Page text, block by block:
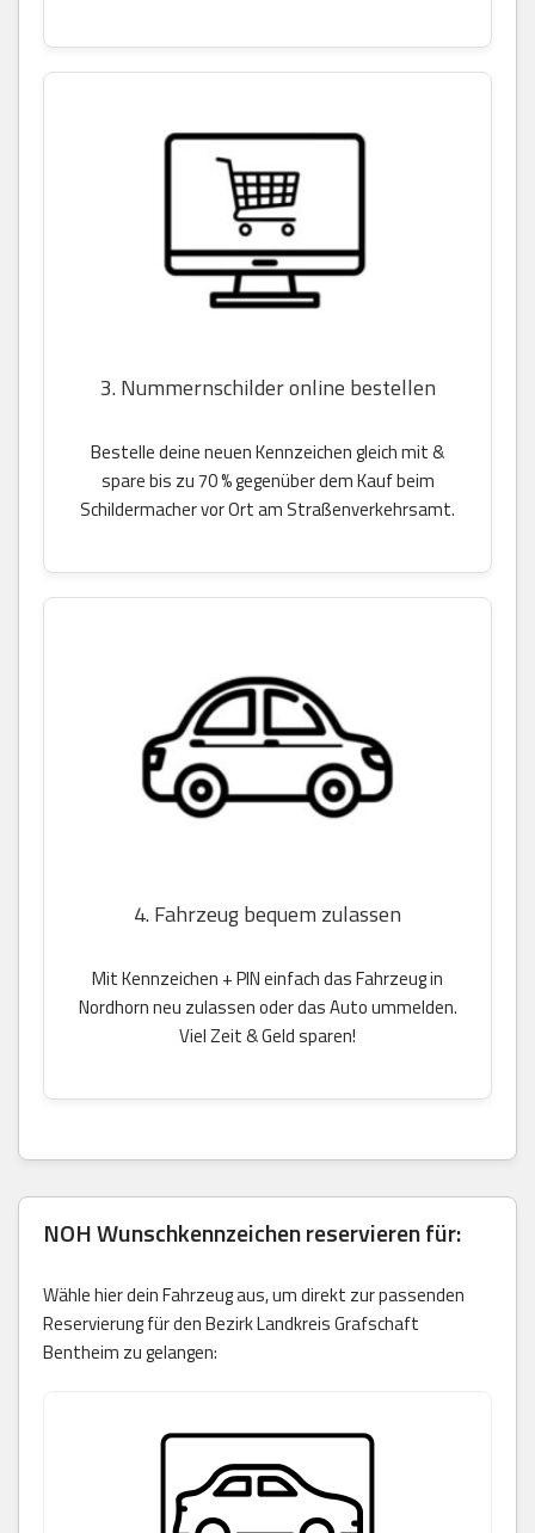
3. Nummernschilder online bestellen
Bestelle deine neuen Kennzeichen gleich mit &
spare bis zu 70 % gegenüber dem Kauf beim
Schildermacher vor Ort am Straßenverkehrsamt.
4. Fahrzeug bequem zulassen
Mit Kennzeichen + PIN einfach das Fahrzeug in
Nordhorn neu zulassen oder das Auto ummelden.
Viel Zeit & Geld sparen!
NOH Wunschkennzeichen reservieren für:
Wähle hier dein Fahrzeug aus, um direkt zur passenden
Reservierung für den Bezirk Landkreis Grafschaft
Bentheim zu gelangen: